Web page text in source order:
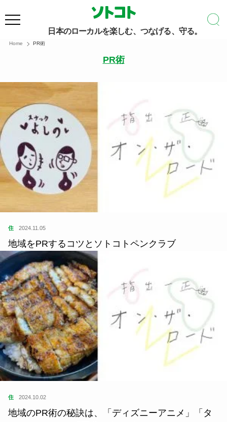
日本のローカルを楽しむ、つなげる、守る。
Home PR術
PR術
住 2024.11.05
地域をPRするコツとソトコトペンクラブ
住 2024.10.02
地域のPR術の秘訣は、「ディズニーアニメ」「タ